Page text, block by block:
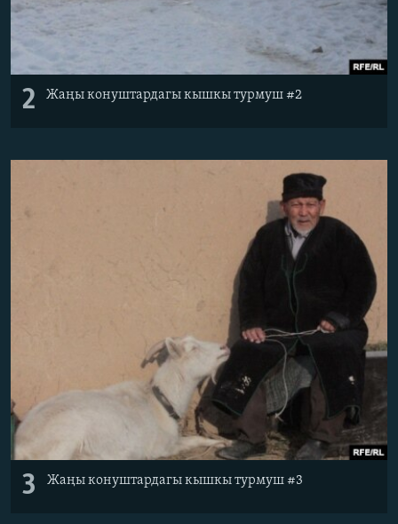
2 Жаңы конуштардагы кышкы турмуш #2
3 Жаңы конуштардагы кышкы турмуш #3